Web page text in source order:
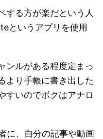
する方が楽だという人
というアプリを使用
ンルがある程度定まっ
より手帳に書き出した
すいのでボクはアナロ
に、自分の記事や動画